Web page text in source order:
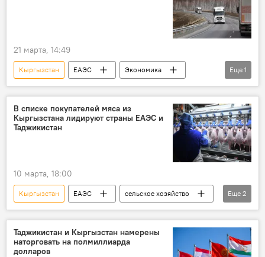
21 марта, 14:49
Кыргызстан ЕАЭС
Экономика
торговля
Еще 1
В списке покупателей мяса из
Кыргызстана лидируют страны ЕАЭС и
Таджикистан
10 марта, 18:00
Кыргызстан ЕАЭС
сельское хозяйство
Экономика
Таджикистан и ЕАЭС: выгоды и перспективы
Еще 2
Таджикистан и Кыргызстан намерены
наторговать на полмиллиарда
долларов